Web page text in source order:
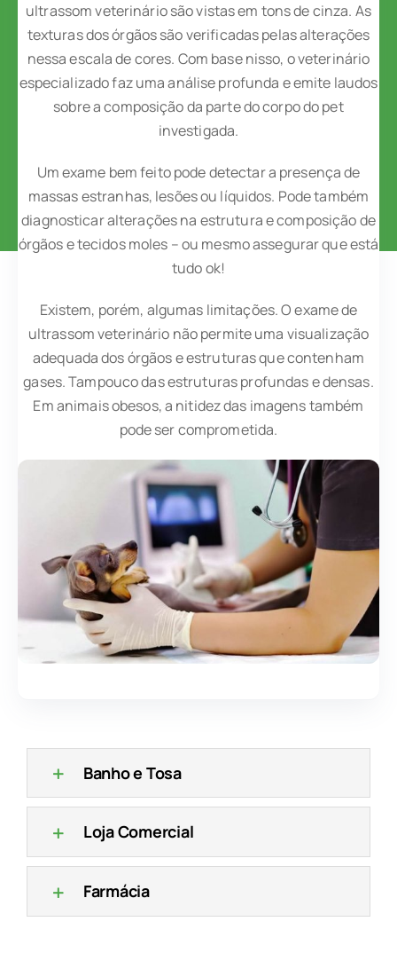
ultrassom veterinário são vistas em tons de cinza. As
texturas dos órgãos são verificadas pelas alterações
nessa escala de cores. Com base nisso, o veterinário
especializado faz uma análise profunda e emite laudos
sobre a composição da parte do corpo do pet
investigada.
Um exame bem feito pode detectar a presença de
massas estranhas, lesões ou líquidos. Pode também
diagnosticar alterações na estrutura e composição de
órgãos e tecidos moles – ou mesmo assegurar que está
tudo ok!
Existem, porém, algumas limitações. O exame de
ultrassom veterinário não permite uma visualização
adequada dos órgãos e estruturas que contenham
gases. Tampouco das estruturas profundas e densas.
Em animais obesos, a nitidez das imagens também
pode ser comprometida.
Banho e Tosa
Loja Comercial
Farmácia